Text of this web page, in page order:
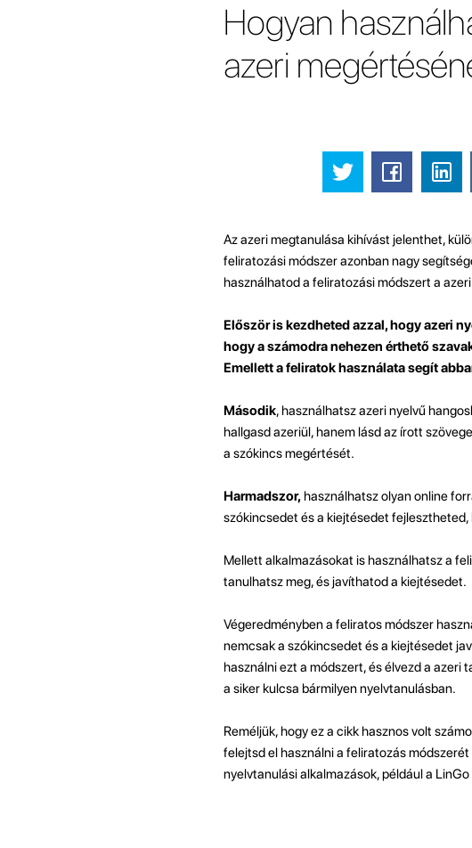
Hogyan
azeri
Az azeri megtanulása kihívást jelenthet,
feliratozási módszer azonban nagy
használhatod a feliratozási módszert a
Először is kezdheted azzal, hogy azeri
hogy a számodra nehezen érthető
Emellett a feliratok használata segít
Második, használhatsz azeri nyelvű
hallgasd azeriül, hanem lásd az írott
a szókincs megértését.
Harmadszor,használhatsz olyan online
szókincsedet és a kiejtésedet
Mellett alkalmazásokat is használhatsz a
tanulhatsz meg, és javíthatod a kiejtésedet.
Végeredményben a feliratos módszer
nemcsak a szókincsedet és a kiejtésedet
használni ezt a módszert, és élvezd a azeri
a siker kulcsa bármilyen nyelvtanulásban.
Reméljük, hogy ez a cikk hasznos volt
felejtsd el használni a feliratozás
nyelvtanulási alkalmazások, például a